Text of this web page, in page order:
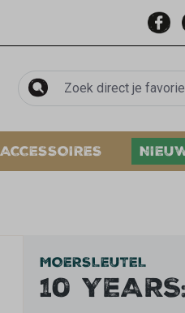
ACCESSOIRES
MOERSLEUTEL
10